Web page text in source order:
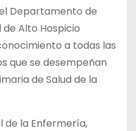
Departamento de
de Alto Hospicio
a todas las
que se desempeñan
de Salud de la
de la Enfermería,